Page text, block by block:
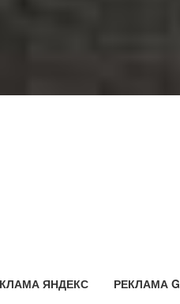
ЯНДЕКС РЕКЛАМА